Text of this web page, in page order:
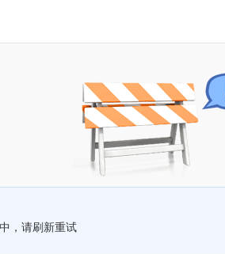
，请刷新重试